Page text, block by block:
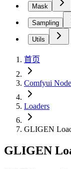
Mask
Sampling
Utils
首页
Comfyui
Loaders
GLIGEN
GLIGEN